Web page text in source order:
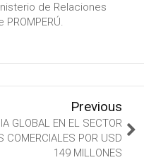
de Relaciones
Previous
GLOBAL EN EL SECTOR
COMERCIALES POR USD
149 MILLONES